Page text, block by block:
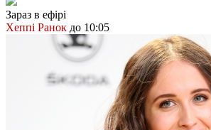
Зараз в ефірі
Хеппі Ранок до 10:05